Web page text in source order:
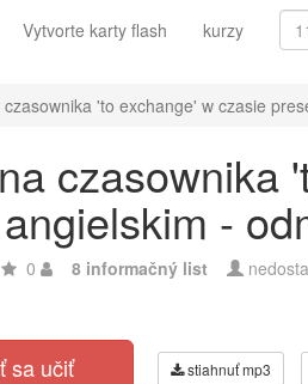
Vytvorte karty flash kurzy
'to exchange' w czasie
czasownika
-
0 8 informačný list
sa učiť stiahnuť mp3